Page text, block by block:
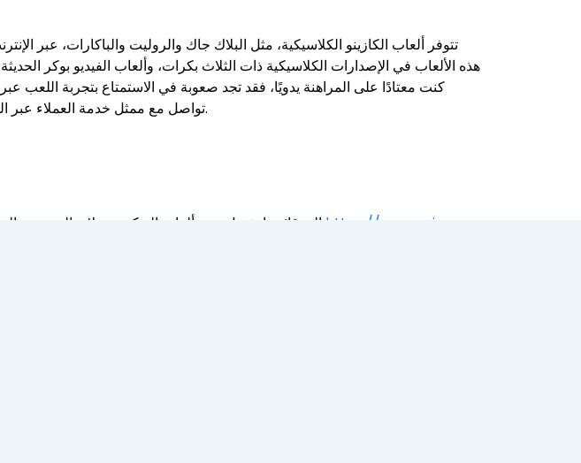
تتوفر ألعاب الكازينو الكلاسيكية، مثل البلاك جاك والروليت والباكارات، عبر
هذه الألعاب في الإصدارات الكلاسيكية ذات الثلاث بكرات، وألعاب الفيديو بوكر
كنت معتادًا على المراهنة يدويًا، فقد تجد صعوبة في الاستمتاع بتجربة اللعب
تواصل مع ممثل خدمة العملاء عبر الدردشة المباشرة، أو احجز موعدًا عبر الهاتف، أو أرسل له رسالة إذا واجهتك مشكلة حقيقية.
https://megawin-